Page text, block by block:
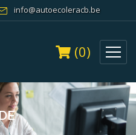
info@autoecoleracb.be
(0)